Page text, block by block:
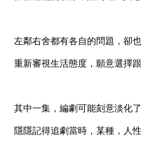
左鄰右舍都有各自的問題，卻
重新審視生活態度，願意選擇
其中一集，編劇可能刻意淡化
隱隱記得追劇當時，某種，人